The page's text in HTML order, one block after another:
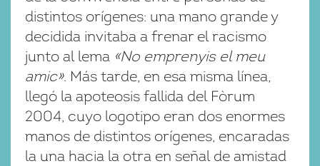
distintos orígenes: una mano grande y
decidida invitaba a frenar el racismo
junto al lema «No emprenyis el meu
amic». Más tarde, en esa misma línea,
llegó la apoteosis fallida del Fòrum
2004, cuyo logotipo eran dos enormes
manos de distintos orígenes, encaradas
la una hacia la otra en señal de amistad